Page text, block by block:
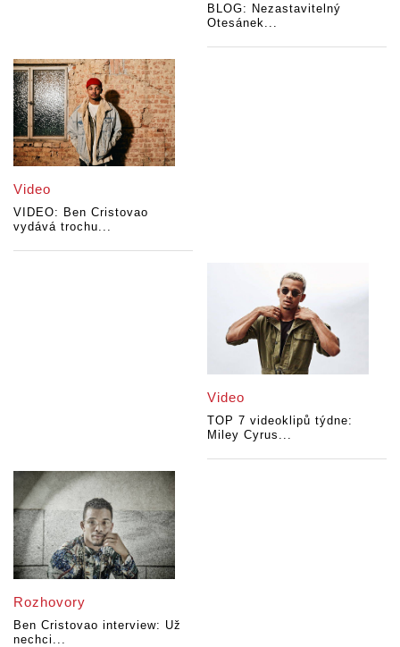
BLOG: Nezastavitelný
Otesánek...
Video
VIDEO: Ben Cristovao
vydává trochu...
Video
TOP 7 videoklipů týdne:
Miley Cyrus...
Rozhovory
Ben Cristovao interview: Už
nechci...